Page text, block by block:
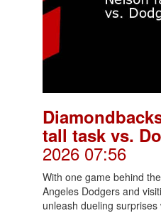
tall task vs.
2026 07:56
With one game behind
Angeles Dodgers and
unleash dueling surprises